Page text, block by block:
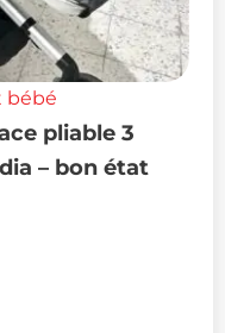
bébé
pliable 3
– bon état